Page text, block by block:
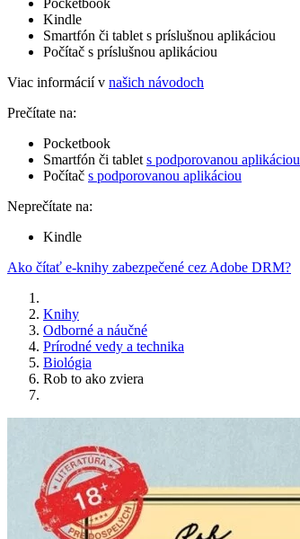
Pocketbook
Kindle
Smartfón či tablet s príslušnou aplikáciou
Počítač s príslušnou aplikáciou
Viac informácií v našich návodoch
Prečítate na:
Pocketbook
Smartfón či tablet s podporovanou aplikáciou
Počítač s podporovanou aplikáciou
Neprečítate na:
Kindle
Ako čítať e-knihy zabezpečené cez Adobe DRM?
Knihy
Odborné a náučné
Prírodné vedy a technika
Biológia
Rob to ako zviera